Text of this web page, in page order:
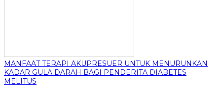
MANFAAT TERAPI AKUPRESUER UNTUK MENURUNKAN
KADAR GULA DARAH BAGI PENDERITA DIABETES
MELITUS